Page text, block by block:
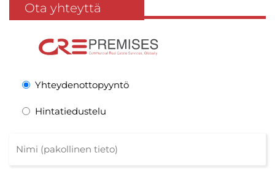
Ota yhteyttä
Yhteydenottopyyntö
Hintatiedustelu